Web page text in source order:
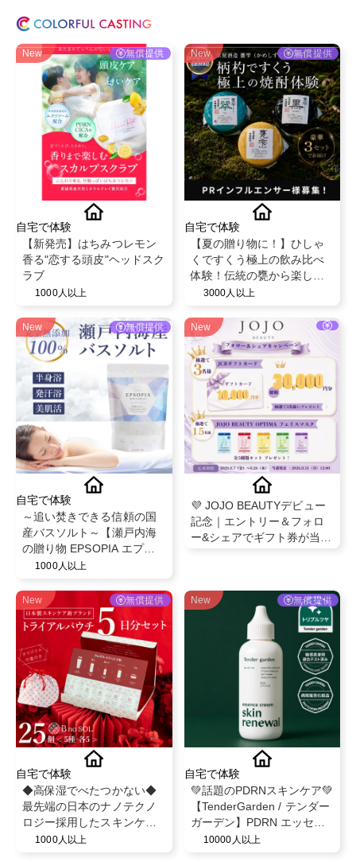
New 無償提供
自宅で体験
【新発売】はちみつレモン
香る"恋する頭皮"ヘッドスク
ラブ
1000人以上
New 無償提供
自宅で体験
【夏の贈り物に！】ひしゃ
くですくう極上の飲み比べ
体験！伝統の甕から楽しむ
フルーティーな芋焼酎「甕
3本セット」PRインフルエ
ンサー様募集！
3000人以上
New 無償提供
自宅で体験
～追い焚きできる信頼の国
産バスソルト～【瀬戸内海
の贈り物 EPSOPIA エプソ
ピア】@EPSOPIA
1000人以上
New
💜 JOJO BEAUTYデビュー
記念｜エントリー＆フォロ
ー&シェアでギフト券が当た
New 無償提供
自宅で体験
◆高保湿でべたつかない◆
最先端の日本のナノテクノ
ロジー採用したスキンケア/
最大8つのフリー処方
1000人以上
New 無償提供
自宅で体験
💚話題のPDRNスキンケア💚
【TenderGarden / テンダー
ガーデン】PDRN エッセン
スクリーム 80ml モニター募
10000人以上